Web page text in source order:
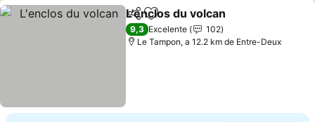
PartilharAdicionar aos favoritos
L'enclos du volcan
9,3 Excelente
102
Le Tampon, a 12.2 km de Entre-Deux